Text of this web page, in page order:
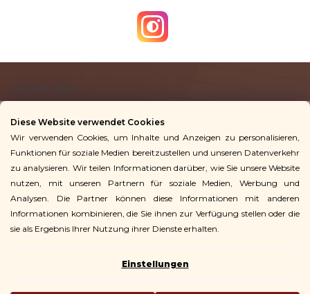
Diese Website verwendet Cookies
Wir verwenden Cookies, um Inhalte und Anzeigen zu personalisieren,
Funktionen für soziale Medien bereitzustellen und unseren Datenverkehr
zu analysieren. Wir teilen Informationen darüber, wie Sie unsere Website
nutzen, mit unseren Partnern für soziale Medien, Werbung und
Analysen. Die Partner können diese Informationen mit anderen
Informationen kombinieren, die Sie ihnen zur Verfügung stellen oder die
sie als Ergebnis Ihrer Nutzung ihrer Dienste erhalten.
Einstellungen
ß
e
Kontakt
info@vingoshop.de
+49 781 9563 3016
Für Kunden